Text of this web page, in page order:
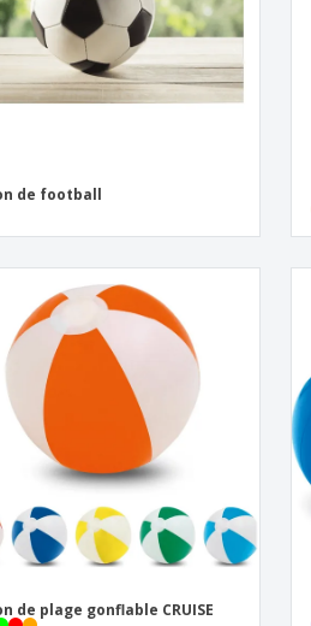
de football
de plage gonflable CRUISE